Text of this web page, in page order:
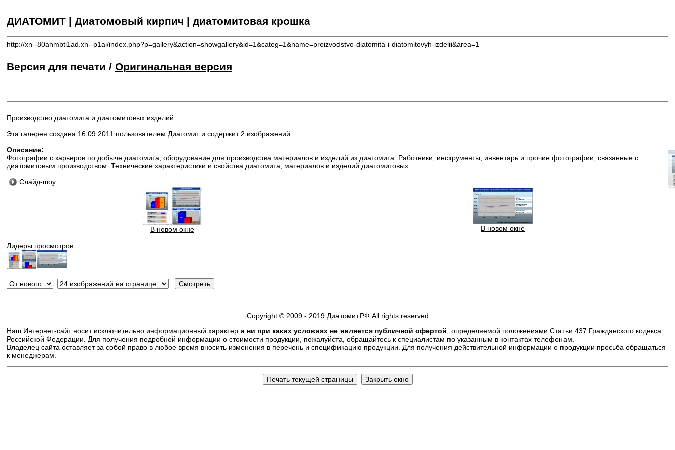
ДИАТОМИТ | Диатомовый кирпич | диатомитовая крошка
http://xn--80ahmbtl1ad.xn--p1ai/index.php?p=gallery&action=showgallery&id=1&categ=1&name=proizvodstvo-diatomita-i-diatomitovyh-izdelii&area=1
Версия для печати / Оригинальная версия
Производство диатомита и диатомитовых изделий
Эта галерея создана 16.09.2011 пользователем Диатомити содержит 2 изображений.
Описание:
Фотографии с карьеров по добыче диатомита, оборудование для производства материалов и изделий из диатомита. Работники, инструменты, инвентарь и прочие фотографии, связанные с
диатомитовым производством. Технические характеристики и свойства диатомита, материалов и изделий диатомитовых
Слайд-шоу
В новом окне В новом окне
Лидеры просмотров
Copyright © 2009 - 2019 Диатомит.РФ All rights reserved
Наш Интернет-сайт носит исключительно информационный характер и ни при каких условиях не является публичной офертой, определяемой положениями Статьи 437 Гражданского кодекса
Российской Федерации. Для получения подробной информации о стоимости продукции, пожалуйста, обращайтесь к специалистам по указанным в контактах телефонам.
Владелец сайта оставляет за собой право в любое время вносить изменения в перечень и спецификацию продукции. Для получения действительной информации о продукции просьба обращаться
к менеджерам.